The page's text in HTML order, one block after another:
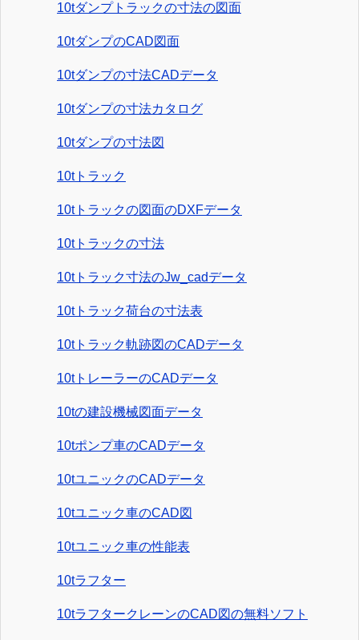
10tダンプトラックの寸法の図面
10tダンプのCAD図面
10tダンプの寸法CADデータ
10tダンプの寸法カタログ
10tダンプの寸法図
10tトラック
10tトラックの図面のDXFデータ
10tトラックの寸法
10tトラック寸法のJw_cadデータ
10tトラック荷台の寸法表
10tトラック軌跡図のCADデータ
10tトレーラーのCADデータ
10tの建設機械図面データ
10tポンプ車のCADデータ
10tユニックのCADデータ
10tユニック車のCAD図
10tユニック車の性能表
10tラフター
10tラフタークレーンのCAD図の無料ソフト